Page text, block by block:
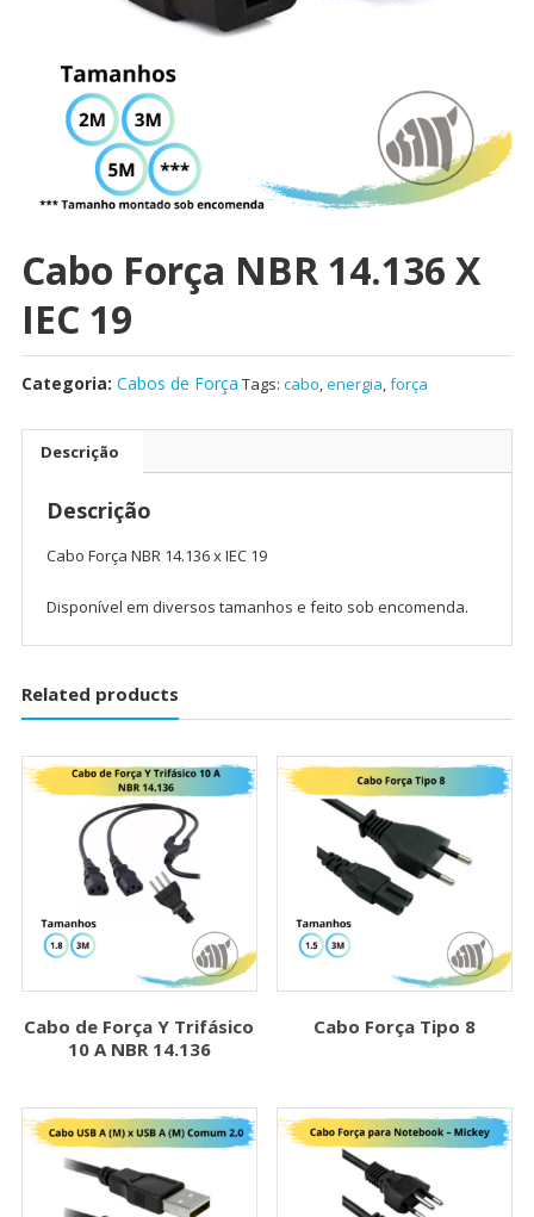
Cabo Força NBR 14.136 X
IEC 19
Categoria: Cabos de Força Tags: cabo,energia,força
Descrição
Descrição
Cabo Força NBR 14.136 x IEC 19
Disponível em diversos tamanhos e feito sob encomenda.
Related products
Cabo de Força Y Trifásico
10 A NBR 14.136
Cabo Força Tipo 8